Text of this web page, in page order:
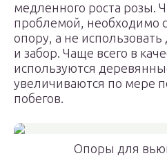
медленного роста розы.
проблемой, необходимо
опору, а не использовать
и забор. Чаще всего в
используются
увеличиваются по мере
побегов.
Опоры для